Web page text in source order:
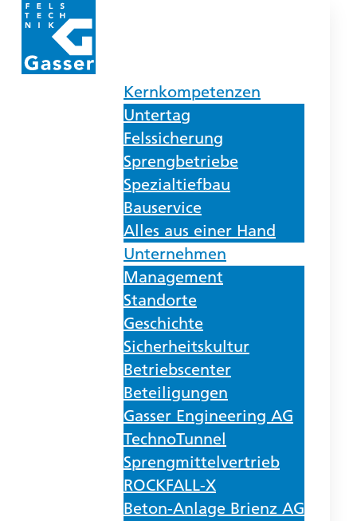
Kernkompetenzen
Untertag
Felssicherung
Sprengbetriebe
Spezialtiefbau
Bauservice
Alles aus einer Hand
Unternehmen
Management
Standorte
Geschichte
Sicherheitskultur
Betriebscenter
Beteiligungen
Gasser Engineering AG
TechnoTunnel
Sprengmittelvertrieb
ROCKFALL-X
Beton-Anlage Brienz AG